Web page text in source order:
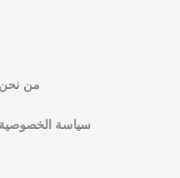
من نحن
سياسة الخصوصية